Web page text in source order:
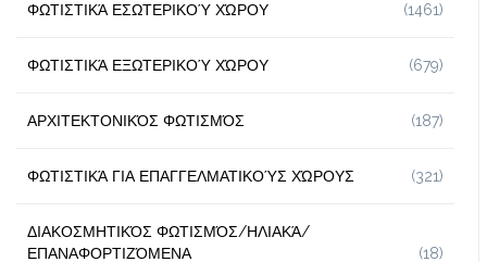
ΦΩΤΙΣΤΙΚΆ ΕΣΩΤΕΡΙΚΟΎ ΧΏΡΟΥ (1461)
ΦΩΤΙΣΤΙΚΆ ΕΞΩΤΕΡΙΚΟΎ ΧΏΡΟΥ (679)
ΑΡΧΙΤΕΚΤΟΝΙΚΌΣ ΦΩΤΙΣΜΌΣ (187)
ΦΩΤΙΣΤΙΚΆ ΓΙΑ ΕΠΑΓΓΕΛΜΑΤΙΚΟΎΣ ΧΏΡΟΥΣ (321)
ΔΙΑΚΟΣΜΗΤΙΚΌΣ ΦΩΤΙΣΜΌΣ/ΗΛΙΑΚΆ/
ΕΠΑΝΑΦΟΡΤΙΖΌΜΕΝΑ
(18)